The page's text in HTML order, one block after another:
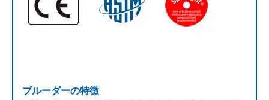
ブルーダーの特徴